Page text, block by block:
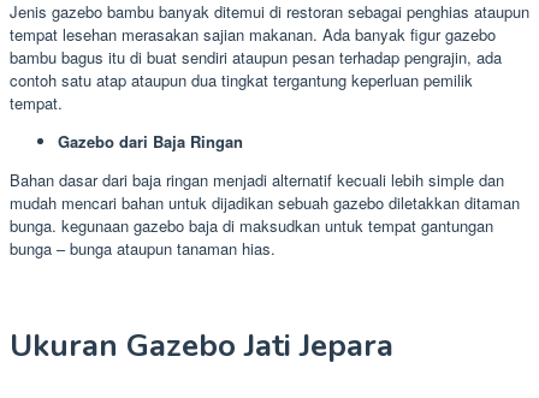
Jenis gazebo bambu banyak ditemui di restoran sebagai penghias ataupun
tempat lesehan merasakan sajian makanan. Ada banyak figur gazebo
bambu bagus itu di buat sendiri ataupun pesan terhadap pengrajin, ada
contoh satu atap ataupun dua tingkat tergantung keperluan pemilik
tempat.
Gazebo dari Baja Ringan
Bahan dasar dari baja ringan menjadi alternatif kecuali lebih simple dan
mudah mencari bahan untuk dijadikan sebuah gazebo diletakkan ditaman
bunga. kegunaan gazebo baja di maksudkan untuk tempat gantungan
bunga – bunga ataupun tanaman hias.
Ukuran Gazebo Jati Jepara